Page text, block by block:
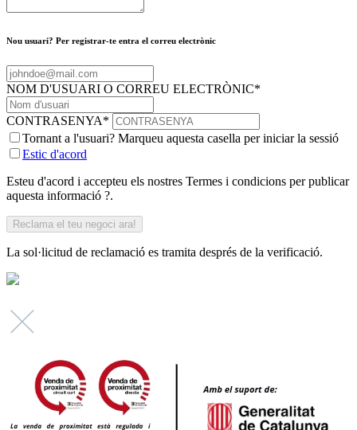
Nou usuari? Per registrar-te entra el correu electrònic
NOM D'USUARI O CORREU ELECTRÒNIC*
CONTRASENYA*
Tornant a l'usuari? Marqueu aquesta casella per iniciar la sessió
Estic d'acord
Esteu d'acord i accepteu els nostres Termes i condicions per publicar
aquesta informació ?.
La sol·licitud de reclamació es tramita després de la verificació.